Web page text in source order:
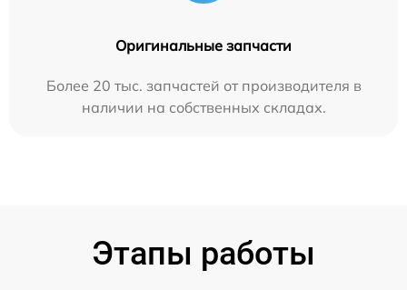
Оригинальные запчасти
Более 20 тыс. запчастей от производителя в
наличии на собственных складах.
Этапы работы